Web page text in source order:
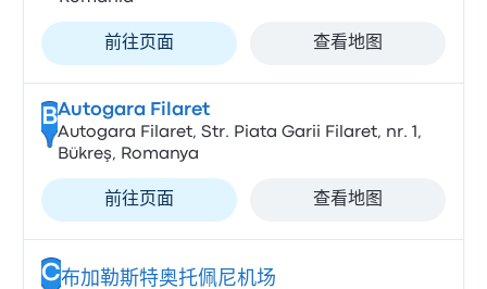
前往页面 查看地图
BAutogara Filaret
Autogara Filaret, Str. Piata Garii Filaret, nr. 1,
Bükreş, Romanya
前往页面 查看地图
C布加勒斯特奥托佩尼机场